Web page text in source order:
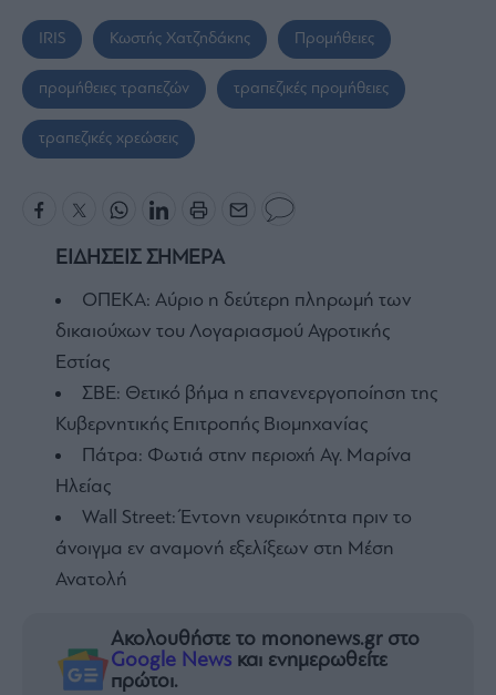
IRIS Κωστής Χατζηδάκης Προμήθειες
προμήθειες τραπεζών τραπεζικές προμήθειες
τραπεζικές χρεώσεις
ΕΙΔΗΣΕΙΣ ΣΗΜΕΡΑ
ΟΠΕΚΑ: Αύριο η δεύτερη πληρωμή των
δικαιούχων του Λογαριασμού Αγροτικής
Εστίας
ΣΒΕ: Θετικό βήμα η επανενεργοποίηση της
Κυβερνητικής Επιτροπής Βιομηχανίας
Πάτρα: Φωτιά στην περιοχή Αγ. Μαρίνα
Ηλείας
Wall Street: Έντονη νευρικότητα πριν το
άνοιγμα εν αναμονή εξελίξεων στη Μέση
Ανατολή
Ακολουθήστε το mononews.gr στο
Google News και ενημερωθείτε
πρώτοι.